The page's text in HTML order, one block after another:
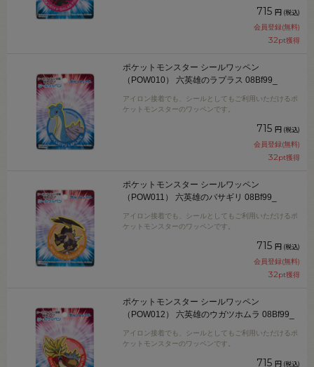
715 円 (税込)
会員登録(無料)
32pt獲得
ポケットモンスター シールワッペン
（POW010） 六英雄のラプラス 08Bf99_
アイロン接着でも、シールとしてもご利用いただけるポ
ケットモンスターのワッペンです。
715 円 (税込)
会員登録(無料)
32pt獲得
ポケットモンスター シールワッペン
（POW011） 六英雄のバサギリ 08Bf99_
アイロン接着でも、シールとしてもご利用いただけるポ
ケットモンスターのワッペンです。
715 円 (税込)
会員登録(無料)
32pt獲得
ポケットモンスター シールワッペン
（POW012） 六英雄のウガツホムラ 08Bf99_
アイロン接着でも、シールとしてもご利用いただけるポ
ケットモンスターのワッペンです。
715 円 (税込)